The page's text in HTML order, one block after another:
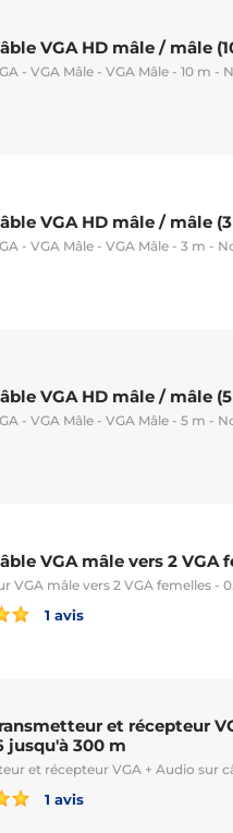
VGA HD mâle / mâle
- VGA Mâle - VGA Mâle - 10 m -
VGA HD mâle / mâle
- VGA Mâle - VGA Mâle - 3 m -
VGA HD mâle / mâle
- VGA Mâle - VGA Mâle - 5 m -
VGA mâle vers 2 VGA
VGA mâle vers 2 VGA femelles -
1 avis
et récepteur
jusqu'à 300 m
et récepteur VGA + Audio sur
1 avis